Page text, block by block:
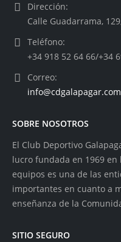
Dirección:
Calle Guadarrama,
Teléfono:
+34 918 52 64 66/+34
Correo:
info@cdgalapagar.com
SOBRE NOSOTROS
El Club Deportivo
lucro fundada en 1969
equipos es una de las
importantes en cuanto a
enseñanza de la
SITIO SEGURO